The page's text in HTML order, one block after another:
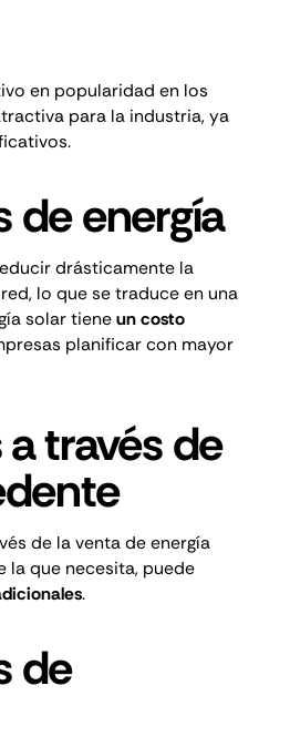
en popularidad en los
para la industria, ya
de energía
drásticamente la
lo que se traduce en una
solar tieneun costo
planificar con mayor
través de
de la venta de energía
la que necesita, puede
.
de